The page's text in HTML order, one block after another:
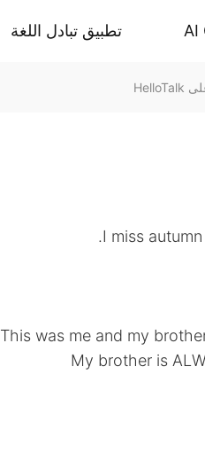
تطبيق تبادل اللغة AI
I miss
This was me and my
My brother is